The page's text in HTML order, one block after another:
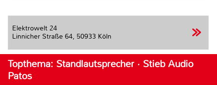
Elektrowelt 24
Linnicher Straße 64, 50933 Köln
Topthema: Standlautsprecher · Stieb Audio
Patos